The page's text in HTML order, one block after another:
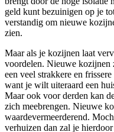
geld kunt bezuinigen op je
verstandig om nieuwe
zien.
Maar als je kozijnen laat
voordelen. Nieuwe
een veel strakkere en
want je wilt uiteraard een
Maar ook voor derden kan
zich meebrengen. Nieuwe
waardevermeerderend.
verhuizen dan zal je